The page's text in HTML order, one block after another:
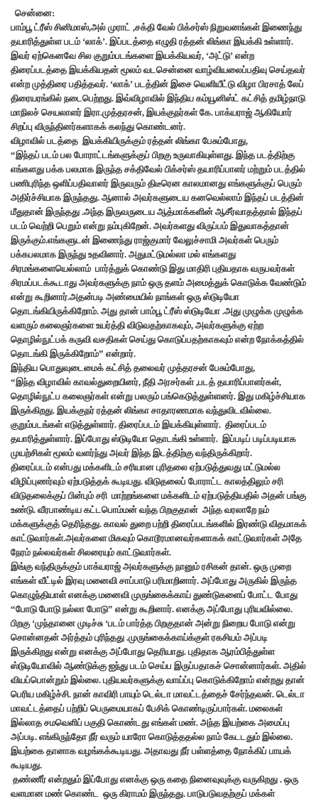
சென்னை:
பாம்பூ ட்ரீஸ் சினிமாஸ்,அல் முராட் ,சக்தி வேல் பிக்சர்ஸ் நிறுவனங்கள் இணைந்து
தயாரித்துள்ள படம் ‘லாக்’. இப்படத்தை எழுதி ரத்தன் லிங்கா இயக்கி உள்ளார்.
இவர் ஏற்கெனவே சில குறும்படங்களை இயக்கியவர், ‘அட்டு’ என்ற
திரைப்படத்தை இயக்கியதன் மூலம் வடசென்னை வாழ்வியலைப்பதிவு செய்தவர்
என்ற முத்திரை பதித்தவர். ‘லாக்’ படத்தின் இசை வெளியீட்டு விழா பிரசாத் லேப்
திரையரங்கில் நடைபெற்றது. இவ்விழாவில் இந்திய கம்யூனிஸ்ட் கட்சித் தமிழ்நாடு
மாநிலச் செயலாளர் இரா.முத்தரசன், இயக்குநர்கள் கே. பாக்யராஜ் ஆகியோர்
சிறப்பு விருந்தினர்களாகக் கலந்து கொண்டனர்.
விழாவில் படத்தை இயக்கியிருக்கும் ரத்தன் லிங்கா பேசும்போது,
“இந்தப் படம் பல போராட்டங்களுக்குப் பிறகு உருவாகியுள்ளது. இந்த படத்திற்கு
எங்களது பக்க பலமாக இருந்த சக்திவேல் பிக்சர்ஸ் தயாரிப்பாளர் மற்றும் படத்தில்
பணிபுரிந்த ஒளிப்பதிவாளர் இருவரும் திடீரென காலமானது எங்களுக்குப் பெரும்
அதிர்ச்சியாக இருந்தது. ஆனால் அவர்களுடைய கனவெல்லாம் இந்தப் படத்தின்
மீதுதான் இருந்தது .அந்த இருவருடைய ஆத்மாக்களின் ஆசீர்வாதத்தால் இந்தப்
படம் வெற்றி பெறும் என்று நம்புகிறேன். அவர்களது விருப்பம் இதுவாகத்தான்
இருக்கும்.எங்களுடன் இணைந்து ராஜ்குமார் வேலுச்சாமி அவர்கள் பெரும்
பக்கபலமாக இருந்து உதவினார். அதுமட்டுமல்லா மல் எங்களது
சிரமங்களையெல்லாம் பார்த்துக் கொண்டு இது மாதிரி புதியதாக வருபவர்கள்
சிரமப்படக்கூடாது அவர்களுக்கு நாம் ஒரு தளம் அமைத்துக் கொடுக்க வேண்டும்
என்று கூறினார்.அதன்படி அண்மையில் நாங்கள் ஒரு ஸ்டுடியோ
தொடங்கியிருக்கிறோம். அது தான் பாம்பூ ட்ரீஸ் ஸ்டுடியோ .அது முழுக்க முழுக்க
வளரும் கலைஞர்களை உயர்த்தி விடுவதற்காகவும், அவர்களுக்கு ஏற்ற
தொழில்நுட்பக் கருவி வசதிகள் செய்து கொடுப்பதற்காகவும் என்ற நோக்கத்தில்
தொடங்கி இருக்கிறோம்” என்றார்.
இந்திய பொதுவுடைமைக் கட்சித் தலைவர் முத்தரசன் பேசும்போது,
“இந்த விழாவில் காவல்துறையினர், நீதி அரசர்கள் ,படத் தயாரிப்பாளர்கள்,
தொழில்நுட்ப கலைஞர்கள் என்று பலரும் பங்கெடுத்துள்ளனர். இது மகிழ்ச்சியாக
இருக்கிறது. இயக்குநர் ரத்தன் லிங்கா சாதாரணமாக வந்துவிடவில்லை.
குறும்படங்கள் எடுத்துள்ளார். திரைப்படம் இயக்கியுள்ளார். திரைப்படம்
தயாரித்துள்ளார். இப்போது ஸ்டுடியோ தொடங்கி உள்ளார். இப்படிப் படிப்படியாக
முயற்சிகள் மூலம் வளர்ந்து அவர் இந்த இடத்திற்கு வந்திருக்கிறார்.
திரைப்படம் என்பது மக்களிடம் சரியான புரிதலை ஏற்படுத்துவது மட்டுமல்ல
விழிப்புணர்வும் ஏற்படுத்தக் கூடியது. விடுதலைப் போராட்ட காலத்திலும் சரி
விடுதலைக்குப் பின்பும் சரி மாற்றங்களை மக்களிடம் ஏற்படுத்தியதில் அதன் பங்கு
உண்டு. வீரபாண்டிய கட்டபொம்மன் வந்த பிறகுதான் அந்த வரலாறே நம்
மக்களுக்குத் தெரிந்தது. காவல் துறை பற்றி திரைப்படங்களில் இரண்டு விதமாகக்
காட்டுவார்கள்.அவர்களை மிகவும் கொடூரமானவர்களாகக் காட்டுவார்கள் அதே
நேரம் நல்லவர்கள் சிலரையும் காட்டுவார்கள்.
இங்கு வந்திருக்கும் பாக்யராஜ் அவர்களுக்கு நானும் ரசிகன் தான். ஒரு முறை
எங்கள் வீட்டில் இரவு மனைவி சாப்பாடு பரிமாறினார். அப்போது அருகில் இருந்த
கொழுந்தியாள் எனக்கு மனைவி முருங்கைக்காய் துண்டுகளைப் போட்ட போது
“போடு போடு நல்லா போடு” என்று கூறினார். எனக்கு அப்போது புரியவில்லை.
பிறகு ‘முந்தானை முடிச்சு ‘படம் பார்த்த பிறகுதான் அன்று நிறைய போடு என்று
சொன்னதன் அர்த்தம் புரிந்தது .முருங்கைக்காய்க்குள் ரகசியம் அப்படி
இருக்கிறது என்று எனக்கு அப்போது தெரியாது. புதிதாக ஆரம்பித்துள்ள
ஸ்டுடியோவில் ஆண்டுக்கு ஐந்து படம் செய்ப இருப்பதாகச் சொன்னார்கள். அதில்
வியப்பொன்றும் இல்லை. புதியவர்களுக்கு வாய்ப்பு கொடுக்கிறோம் என்றது தான்
பெரிய மகிழ்ச்சி. நான் காவிரி பாயும் டெல்டா மாவட்டத்தைச் சேர்ந்தவன். டெல்டா
மாவட்டத்தைப் பற்றிப் பெருமையாகப் பேசிக் கொண்டிருப்பார்கள். மலைகள்
இல்லாத சமவெளிப் பகுதி கொண்டது எங்கள் மண். அந்த இயற்கை அமைப்பு
அப்படி. எங்கிருந்தோ நீர் வரும் யாரோ கொடுத்ததல்ல நாம் கேடடதும் இல்லை.
இயற்கை தானாக வழங்கக்கூடியது. அதாவது நீர் பள்ளத்தை நோக்கிப் பாயக்
கூடியது.
தண்ணீர் என்றதும் இப்போது எனக்கு ஒரு கதை நினைவுவுக்கு வருகிறது . ஒரு
வளமான மண் கொண்ட ஒரு கிராமம் இருந்தது. பாடுபடுவதற்குப் மக்கள்